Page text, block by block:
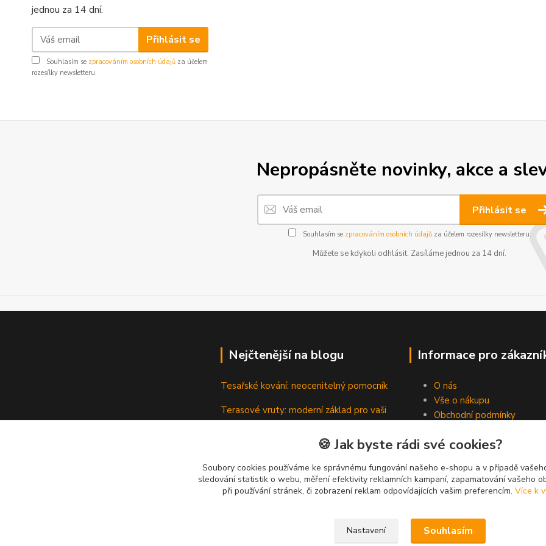
jednou za 14 dní.
Přihlásit se
Souhlasím se zpracováním osobních údajů za účelem
rozesílky newsletteru.
Nepropásněte novinky, akce a
Přihlásit se
Souhlasím se zpracováním osobních údajůza účelem rozesílky newsletteru.
Můžete se kdykoli odhlásit. Zasíláme jednou za 14 dní.
Nejčtenější na blogu
Tesařské kování: neocenitelný pomocník
Terasové vruty: moderní základ pro vaši
Vruty: Nenápadní hrdinové pevných spojů
Informace pro
O nás
Vše o nákupu
Obchodní podmínky
Blog
🍪 Jak byste rádi své cookies?
Soubory cookies používáme ke správnému fungování našeho e-shopu a v případě
sledování statistik o webu, měření efektivity reklamních kampaní, zapamatování vašeho
při používání stránek, či zobrazení reklam odpovídajících vašim preferencím. Více k
Nastavení Souhlasím